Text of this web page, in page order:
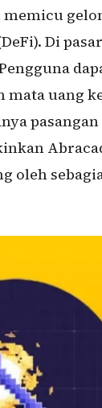
Di
mata uang
oleh